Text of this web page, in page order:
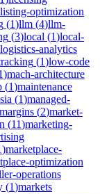
listing-optimization
(1)llm (4)llm-
(3)local (1)local-
logistics-analytics
(1)low-code
)mach-architecture
(1)maintenance
(1)managed-
margins (2)market-
(11)marketing-
)marketplace-
optimization
operations
(1)markets